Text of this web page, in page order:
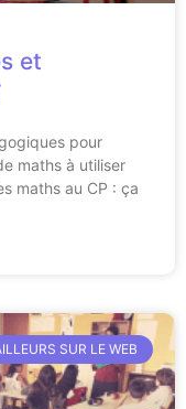
et
pour
maths à utiliser
maths au CP : ça
SUR LE WEB